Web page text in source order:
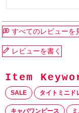
すべてのレビューを
レビューを書く
SALE タイトミニド
キャバワンピース